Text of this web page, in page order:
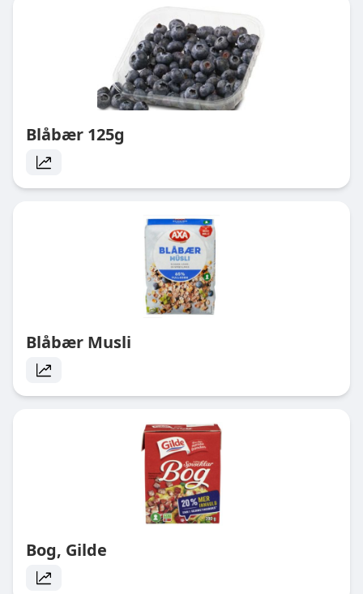
Blåbær 125g
Blåbær Musli
Bog, Gilde